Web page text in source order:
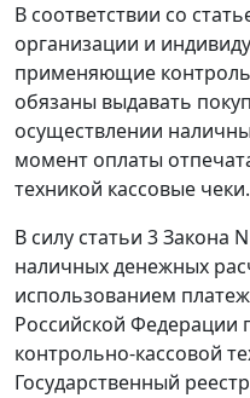
В соответствии со
организации и
применяющие
обязаны выдавать
осуществлении
момент оплаты
техникой кассовые чеки.
В силу статьи 3Закона
наличных денежных
использованием
Российской Федерации
контрольно-кассовой
Государственный